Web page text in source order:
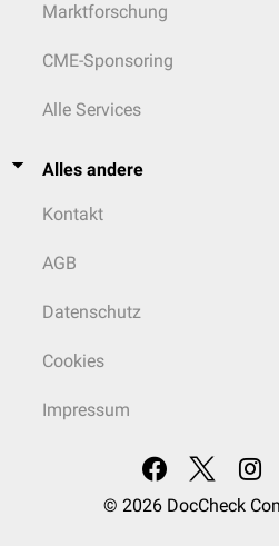
Marktforschung
CME-Sponsoring
Alle Services
Alles andere
Kontakt
AGB
Datenschutz
Cookies
Impressum
© 2026 DocCheck